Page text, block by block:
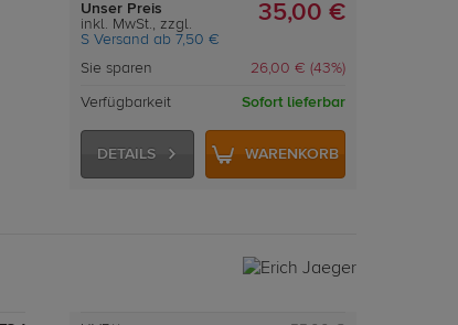
Unser Preis
inkl. MwSt., zzgl.
S Versand ab 7,50 €
35,00 €
Sie sparen 26,00 € (43%)
Verfügbarkeit Sofort lieferbar
DETAILS WARENKORB